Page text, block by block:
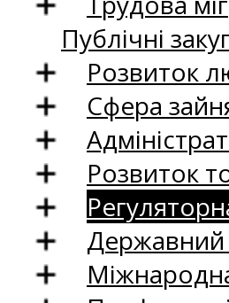
Публічні
Розвиток
Сфера
Розвиток
Державний